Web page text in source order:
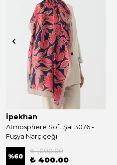
İpekhan
Atmosphere Soft Şal 3076 -
Fuşya Narçiçeği
%60
₺ 1,000.00
₺ 400.00